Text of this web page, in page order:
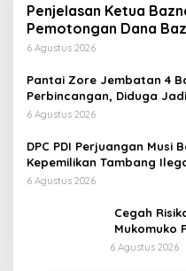
Penjelasan Ketua
Pemotongan Dana
Tidak Benar
6 Agustus 2026
Pantai Zore Jembatan 4
Perbincangan, Diduga
Tanpa Dokumen
di Kawasan Pesisir
6 Agustus 2026
DPC PDI Perjuangan Musi
Kepemilikan Tambang
6 Agustus 2026
Cegah
Mukomuko
Petugas
6 Agustus 2026